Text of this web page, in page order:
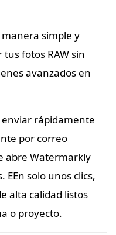
simple y
fotos RAW sin
avanzados en
enviar rápidamente
por correo
abre Watermarkly
solo unos clics,
alta calidad listos
o proyecto.